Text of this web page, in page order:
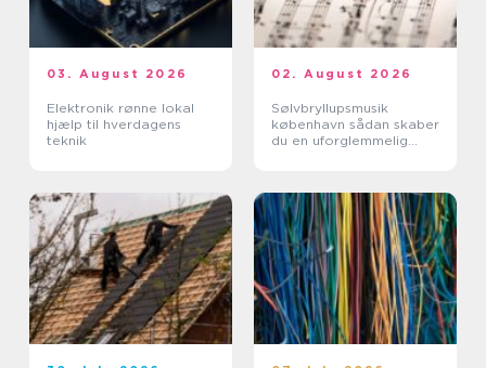
03. August 2026
Elektronik rønne lokal
hjælp til hverdagens
teknik
02. August 2026
Sølvbryllupsmusik
københavn sådan skaber
du en uforglemmelig